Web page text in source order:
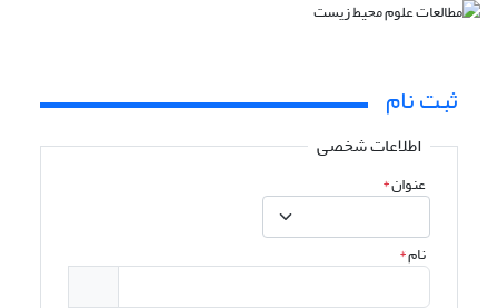
ثبت نام
اطلاعات شخصی
عنوان*
نام*